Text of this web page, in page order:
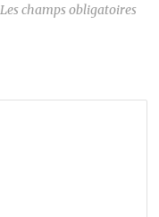
Les champs obligatoires